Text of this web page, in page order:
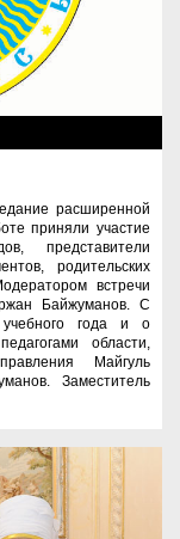
расширенной
приняли участие
представители
родительских
встречи
Байжуманов. С
года и о
области,
Майгуль
Заместитель